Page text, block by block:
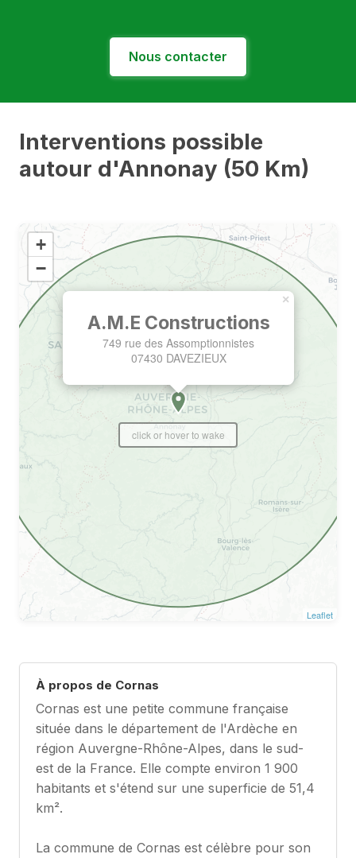
Nous contacter
Interventions possible
autour d'Annonay (50 Km)
A.M.E Constructions
749 rue des Assomptionnistes
07430 DAVEZIEUX
×
+
−
Leaflet
click or hover to wake
À propos de Cornas
Cornas est une petite commune française
située dans le département de l'Ardèche en
région Auvergne-Rhône-Alpes, dans le sud-
est de la France. Elle compte environ 1 900
habitants et s'étend sur une superficie de 51,4
km².
La commune de Cornas est célèbre pour son